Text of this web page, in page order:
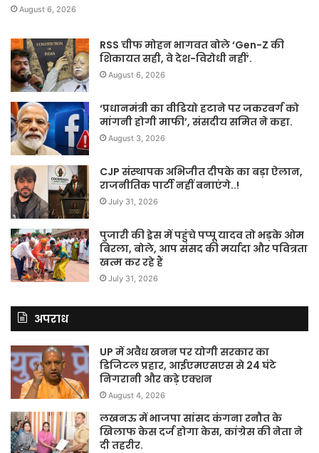
August 6, 2026
RSS चीफ मोहन भागवत बोले ‘Gen-Z की
शिकायत सही, वे देश-विरोधी नहीं’.
August 6, 2026
‘प्रधानमंत्री का वीडियो हटाने पर जकरबर्ग को
मांगनी होगी माफी’, संसदीय समित ने कहा.
August 3, 2026
CJP संस्थापक अभिजीत दीपके का बड़ा ऐलान,
राजनीतिक पार्टी नहीं बनाएंगे..!
July 31, 2026
पुजारी की ड्रेस में पहुंचे पप्पू यादव तो भड़के ओम
बिरला, बोले, आप संसद की मर्यादा और पवित्रता
खत्म कर रहे हैं
July 31, 2026
अपराध
UP में अवैध खनन पर योगी सरकार का
डिजिटल प्रहार, आईएमएसएस से 24 घंटे
निगरानी और कड़े एक्शन
August 4, 2026
लखनऊ में भाजपा सांसद कंगना रनौत के
खिलाफ केस दर्ज होगा केस, कांग्रेस की नेता ने
दी तहरीर.